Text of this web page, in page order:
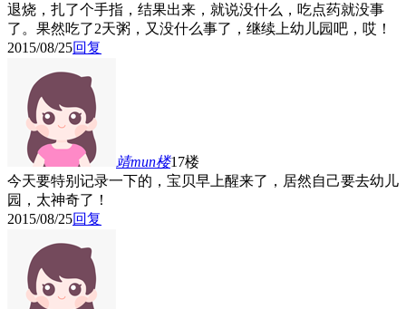
退烧，扎了个手指，结果出来，就说没什么，吃点药就没事
了。果然吃了2天粥，又没什么事了，继续上幼儿园吧，哎！
2015/08/25回复
靖mun楼17楼
今天要特别记录一下的，宝贝早上醒来了，居然自己要去幼儿
园，太神奇了！
2015/08/25回复